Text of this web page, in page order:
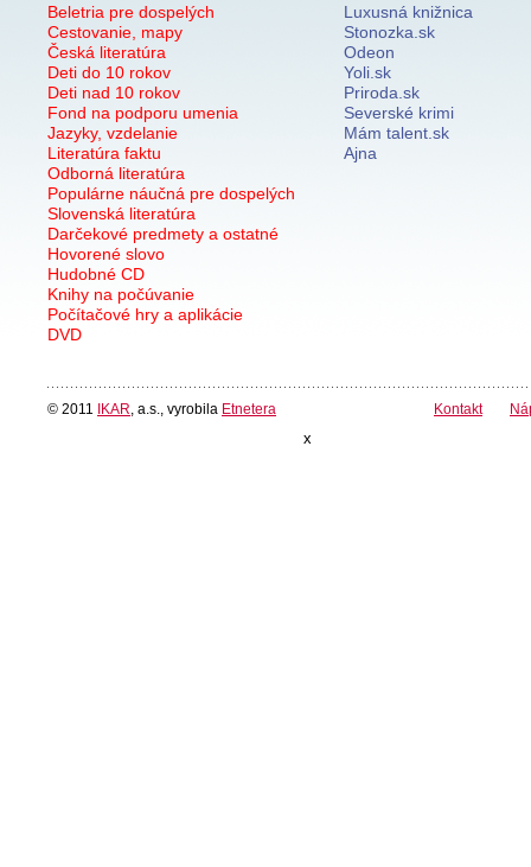
Beletria pre dospelých
Cestovanie, mapy
Česká literatúra
Deti do 10 rokov
Deti nad 10 rokov
Fond na podporu umenia
Jazyky, vzdelanie
Literatúra faktu
Odborná literatúra
Populárne náučná pre dospelých
Slovenská literatúra
Darčekové predmety a ostatné
Hovorené slovo
Hudobné CD
Knihy na počúvanie
Počítačové hry a aplikácie
DVD
Luxusná knižnica
Stonozka.sk
Odeon
Yoli.sk
Priroda.sk
Severské krimi
Mám talent.sk
Ajna
© 2011 IKAR , a.s., vyrobila Etnetera Kontakt
x